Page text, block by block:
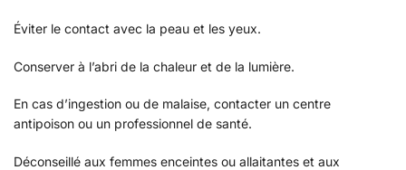
Éviter le contact avec la peau et les yeux.
Conserver à l’abri de la chaleur et de la lumière.
En cas d’ingestion ou de malaise, contacter un centre
antipoison ou un professionnel de santé.
Déconseillé aux femmes enceintes ou allaitantes et aux